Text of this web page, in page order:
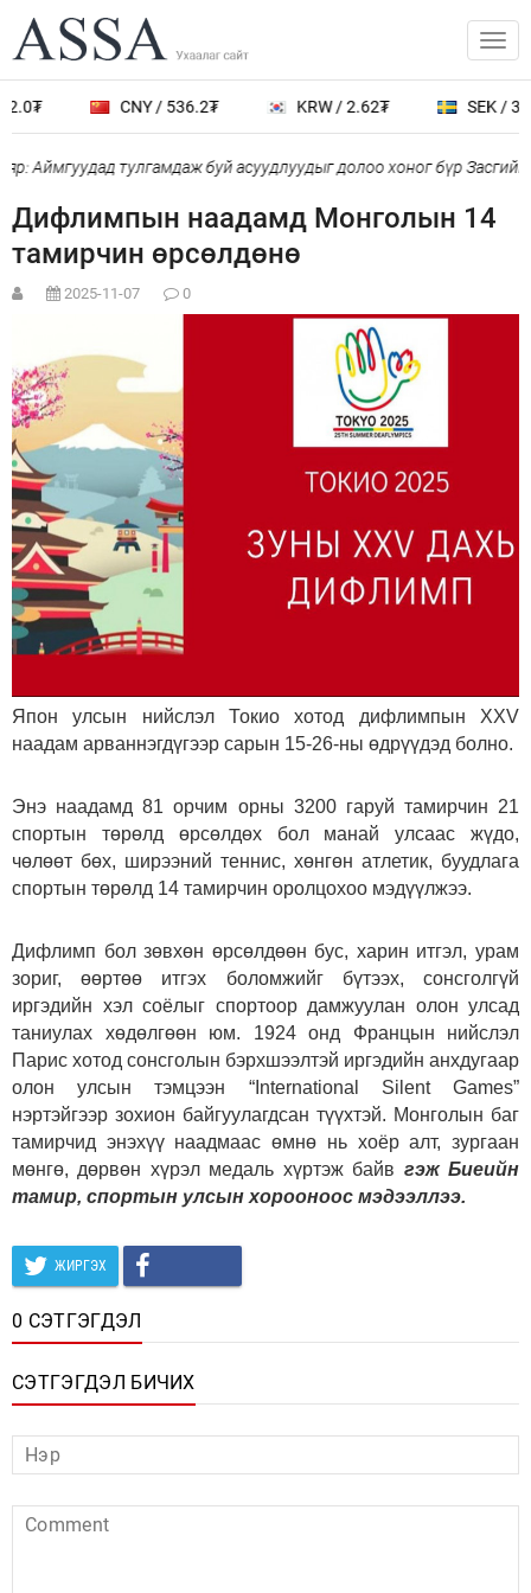
CNY / 536.2₮ KRW / 2.62₮ SEK /
Аймгуудад тулгамдаж буй асуудлуудыг долоо хоног бүр
Дифлимпын наадамд Монголын 14
тамирчин өрсөлдөнө
2025-11-07 0
Япон улсын нийслэл Токио хотод дифлимпын XXV
наадам арваннэгдүгээр сарын 15-26-ны өдрүүдэд болно.
Энэ наадамд 81 орчим орны 3200 гаруй тамирчин 21
спортын төрөлд өрсөлдөх бол манай улсаас жүдо,
чөлөөт бөх, ширээний теннис, хөнгөн атлетик, буудлага
спортын төрөлд 14 тамирчин оролцохоо мэдүүлжээ.
Дифлимп бол зөвхөн өрсөлдөөн бус, харин итгэл, урам
зориг, өөртөө итгэх боломжийг бүтээх, сонсголгүй
иргэдийн хэл соёлыг спортоор дамжуулан олон улсад
таниулах хөдөлгөөн юм. 1924 онд Францын нийслэл
Парис хотод сонсголын бэрхшээлтэй иргэдийн анхдугаар
олон улсын тэмцээн “International Silent Games”
нэртэйгээр зохион байгуулагдсан түүхтэй. Монголын баг
тамирчид энэхүү наадмаас өмнө нь хоёр алт, зургаан
мөнгө, дөрвөн хүрэл медаль хүртэж байв гэж Биеийн
тамир, спортын улсын хорооноос мэдээллээ.
ЖИРГЭХ
0 СЭТГЭГДЭЛ
СЭТГЭГДЭЛ БИЧИХ